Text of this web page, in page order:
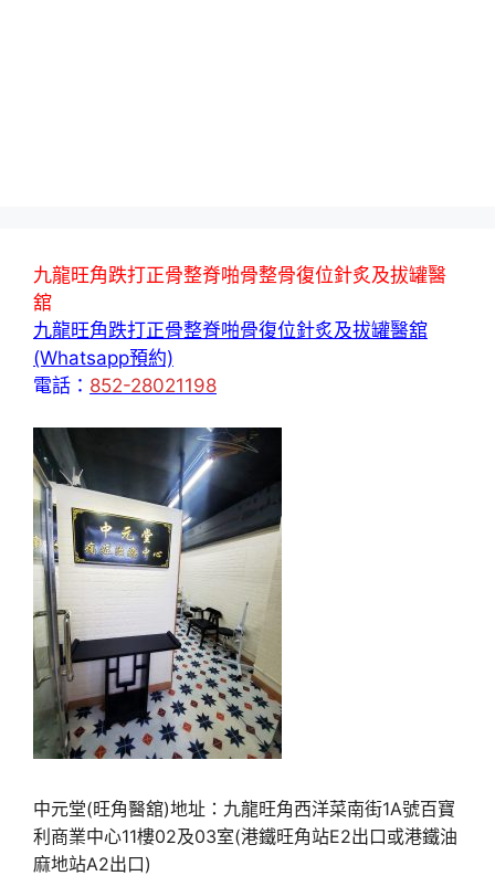
九龍旺角跌打正骨整脊啪骨整骨復位針炙及拔罐醫
舘
九龍旺角跌打正骨整脊啪骨復位針炙及拔罐醫舘
(Whatsapp預約)
電話： 852-28021198
中元堂(旺角醫舘)地址：九龍旺角西洋菜南街1A號百寶
利商業中心11樓02及03室(港鐵旺角站E2出口或港鐵油
麻地站A2出口)